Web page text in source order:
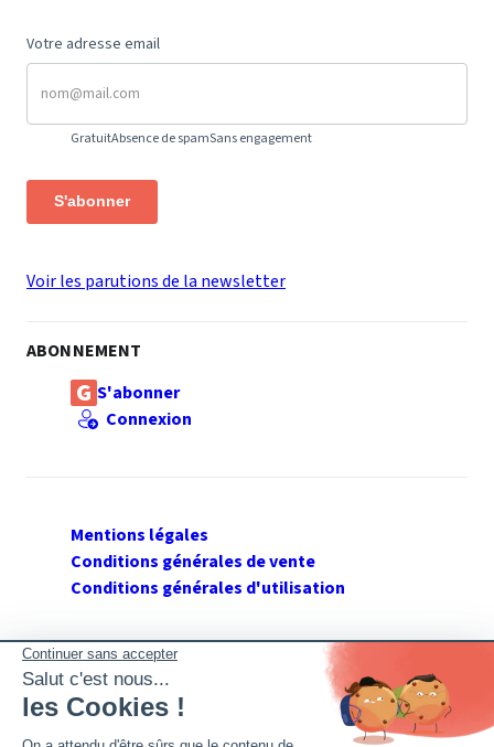
Votre adresse email
GratuitAbsence de spamSans engagement
S'abonner
Voir les parutions de la newsletter
ABONNEMENT
S'abonner
Connexion
Mentions légales
Conditions générales de vente
Conditions générales d'utilisation
SUIVEZ GERANT DE SARL